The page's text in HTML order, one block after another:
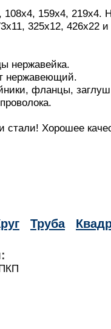
159х4, 219х4.
325х12, 426х22 и
нержавейка.
нержавеющий.
фланцы,
стали! Хорошее
Труба